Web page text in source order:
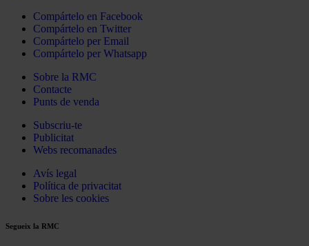
Compártelo en Facebook
Compártelo en Twitter
Compártelo per Email
Compártelo per Whatsapp
Sobre la RMC
Contacte
Punts de venda
Subscriu-te
Publicitat
Webs recomanades
Avís legal
Política de privacitat
Sobre les cookies
Segueix la RMC